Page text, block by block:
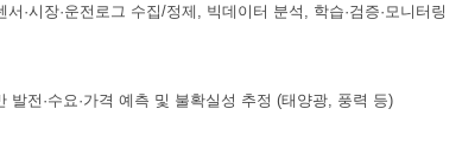
·시장·운전로그 수집/정제, 빅데이터 분석, 학습·검증·모니터링
발전·수요·가격 예측 및 불확실성 추정 (태양광, 풍력 등)